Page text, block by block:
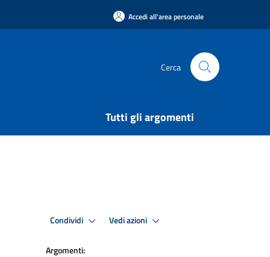
Accedi all'area personale
Cerca
Tutti gli argomenti
Condividi Vedi azioni
Argomenti: